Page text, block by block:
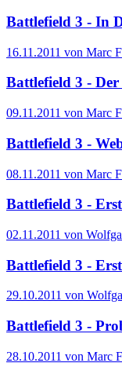
Battlefield 3 - In
16.11.2011 von Marc
Battlefield 3 -
09.11.2011 von Marc
Battlefield 3 -
08.11.2011 von Marc
Battlefield 3 -
02.11.2011 von
Battlefield 3 -
29.10.2011 von
Battlefield 3 -
28.10.2011 von Marc